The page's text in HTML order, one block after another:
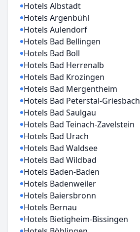
Hotels Albstadt
Hotels Argenbühl
Hotels Aulendorf
Hotels Bad Bellingen
Hotels Bad Boll
Hotels Bad Herrenalb
Hotels Bad Krozingen
Hotels Bad Mergentheim
Hotels Bad Peterstal-Griesbach
Hotels Bad Saulgau
Hotels Bad Teinach-Zavelstein
Hotels Bad Urach
Hotels Bad Waldsee
Hotels Bad Wildbad
Hotels Baden-Baden
Hotels Badenweiler
Hotels Baiersbronn
Hotels Bernau
Hotels Bietigheim-Bissingen